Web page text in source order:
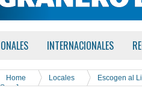
INTERNACIONALES
Home Locales
Escogen al
San Juan.